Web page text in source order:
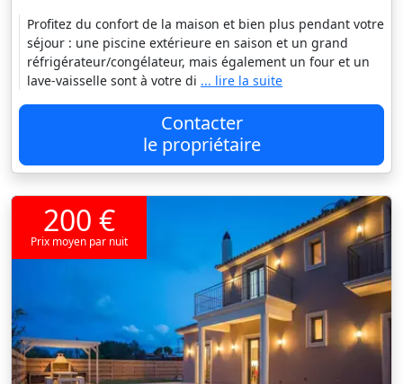
Profitez du confort de la maison et bien plus pendant votre
séjour : une piscine extérieure en saison et un grand
réfrigérateur/congélateur, mais également un four et un
lave-vaisselle sont à votre di ... lire la suite
Contacter
le propriétaire
200 €
Prix moyen par nuit